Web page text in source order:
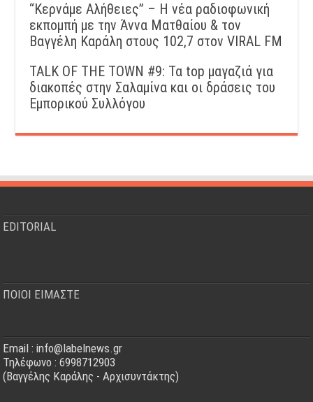
“Kερνάμε Αλήθειες” – Η νέα ραδιοφωνική
εκπομπή με την Άννα Ματθαίου & τον
Βαγγέλη Καράλη στους 102,7 στον VIRAL FM
TALK OF THE TOWN #9: Τα top μαγαζιά για
διακοπές στην Σαλαμίνα και οι δράσεις του
Εμπορικού Συλλόγου
EDITORIAL
ΠΟΙΟΙ ΕΙΜΑΣΤΕ
Email : info@labelnews.gr
Τηλέφωνο : 6998712903
(Βαγγέλης Καράλης - Αρχισυντάκτης)